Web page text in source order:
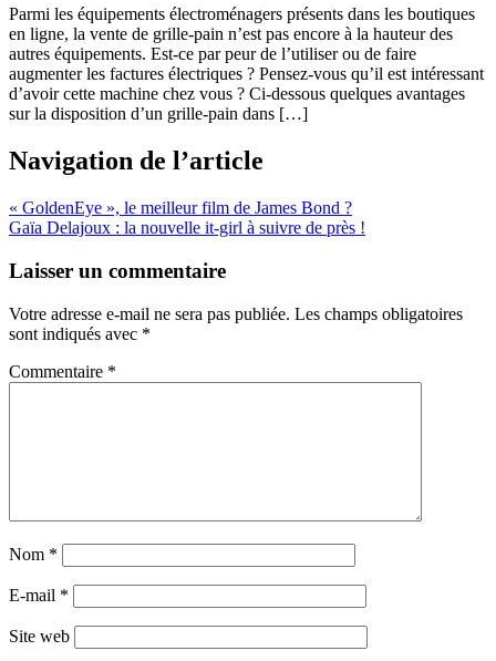
Parmi les équipements électroménagers présents dans les boutiques
en ligne, la vente de grille-pain n’est pas encore à la hauteur des
autres équipements. Est-ce par peur de l’utiliser ou de faire
augmenter les factures électriques ? Pensez-vous qu’il est intéressant
d’avoir cette machine chez vous ? Ci-dessous quelques avantages
sur la disposition d’un grille-pain dans […]
Navigation de l’article
« GoldenEye », le meilleur film de James Bond ?
Gaïa Delajoux : la nouvelle it-girl à suivre de près !
Laisser un commentaire
Votre adresse e-mail ne sera pas publiée. Les champs obligatoires
sont indiqués avec *
Commentaire *
Nom *
E-mail *
Site web